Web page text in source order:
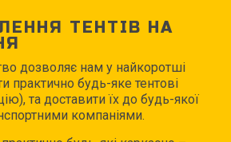
ТЕНТІВ НА
дозволяє нам у найкоротші
практично будь-яке тентові
та доставити їх до будь-якої
компаніями.